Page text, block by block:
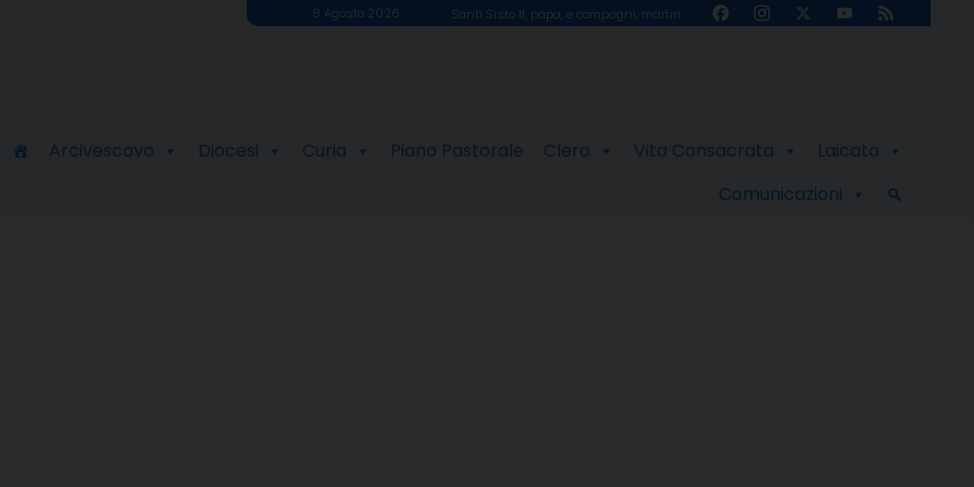
8 Agosto 2026 Santi Sisto II, papa, e compagni, martiri FacebookInstagram
X
YouTube
Feed
Arcivescovo Diocesi Curia Piano Pastorale Clero Vita Consacrata
Laicato
Comunicazioni